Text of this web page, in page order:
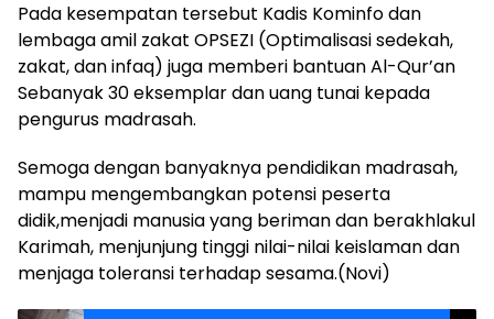
Pada kesempatan tersebut Kadis Kominfo dan
lembaga amil zakat OPSEZI (Optimalisasi sedekah,
zakat, dan infaq) juga memberi bantuan Al-Qur’an
Sebanyak 30 eksemplar dan uang tunai kepada
pengurus madrasah.
Semoga dengan banyaknya pendidikan madrasah,
mampu mengembangkan potensi peserta
didik,menjadi manusia yang beriman dan berakhlakul
Karimah, menjunjung tinggi nilai-nilai keislaman dan
menjaga toleransi terhadap sesama.(Novi)